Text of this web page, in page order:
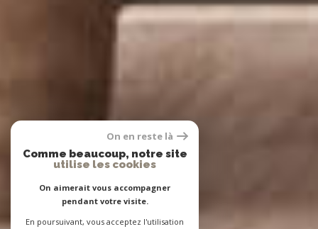
On en reste là
Comme beaucoup, notre site
utilise les cookies
On aimerait vous accompagner
pendant votre visite.
En poursuivant, vous acceptez l'utilisation